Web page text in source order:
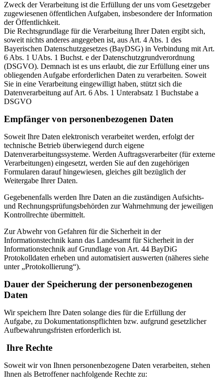
Zweck der Verarbeitung ist die Erfüllung der uns vom Gesetzgeber
zugewiesenen öffentlichen Aufgaben, insbesondere der Information
der Öffentlichkeit.
Die Rechtsgrundlage für die Verarbeitung Ihrer Daten ergibt sich,
soweit nichts anderes angegeben ist, aus Art. 4 Abs. 1 des
Bayerischen Datenschutzgesetzes (BayDSG) in Verbindung mit Art.
6 Abs. 1 UAbs. 1 Buchst. e der Datenschutzgrundverordnung
(DSGVO). Demnach ist es uns erlaubt, die zur Erfüllung einer uns
obliegenden Aufgabe erforderlichen Daten zu verarbeiten. Soweit
Sie in eine Verarbeitung eingewilligt haben, stützt sich die
Datenverarbeitung auf Art. 6 Abs. 1 Unterabsatz 1 Buchstabe a
DSGVO
Empfänger von personenbezogenen Daten
Soweit Ihre Daten elektronisch verarbeitet werden, erfolgt der
technische Betrieb überwiegend durch eigene
Datenverarbeitungssysteme. Werden Auftragsverarbeiter (für externe
Verarbeitungen) eingesetzt, werden Sie auf den zugehörigen
Formularen darauf hingewiesen, gleiches gilt bezüglich der
Weitergabe Ihrer Daten.
Gegebenenfalls werden Ihre Daten an die zuständigen Aufsichts-
und Rechnungsprüfungsbehörden zur Wahrnehmung der jeweiligen
Kontrollrechte übermittelt.
Zur Abwehr von Gefahren für die Sicherheit in der
Informationstechnik kann das Landesamt für Sicherheit in der
Informationstechnik auf Grundlage von Art. 44 BayDiG
Protokolldaten erheben und automatisiert auswerten (näheres siehe
unter „Protokollierung“).
Dauer der Speicherung der personenbezogenen
Daten
Wir speichern Ihre Daten solange dies für die Erfüllung der
Aufgabe, zu Dokumentationspflichten bzw. aufgrund gesetzlicher
Aufbewahrungsfristen erforderlich ist.
Ihre Rechte
Soweit wir von Ihnen personenbezogene Daten verarbeiten, stehen
Ihnen als Betroffener nachfolgende Rechte zu: